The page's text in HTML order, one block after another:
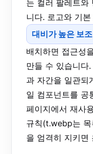
는 컬러 팔레트와
니다. 로고와 기
대비가 높은 보
배치하면 접근성
만들 수 있습니다.
과 자간을 일관되
일 컴포넌트를 공
페이지에서 재사
규칙(t.webp는
을 엄격히 지키면